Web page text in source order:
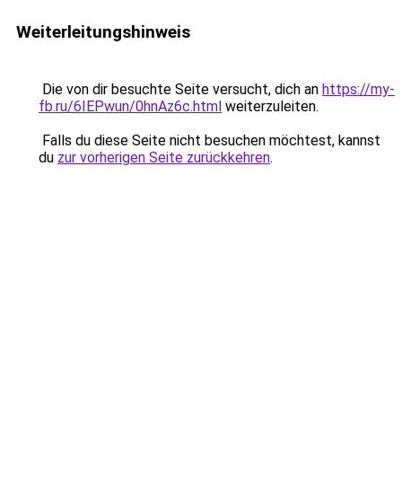
Weiterleitungshinweis
Die von dir besuchte Seite versucht, dich an https://my-
fb.ru/6IEPwun/0hnAz6c.html weiterzuleiten.
Falls du diese Seite nicht besuchen möchtest, kannst
du zur vorherigen Seite zurückkehren.